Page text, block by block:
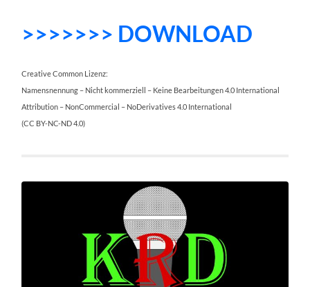
>>>>>>> DOWNLOAD
Creative Common Lizenz:
Namensnennung – Nicht kommerziell – Keine Bearbeitungen 4.0 International
Attribution – NonCommercial – NoDerivatives 4.0 International
(CC BY-NC-ND 4.0)